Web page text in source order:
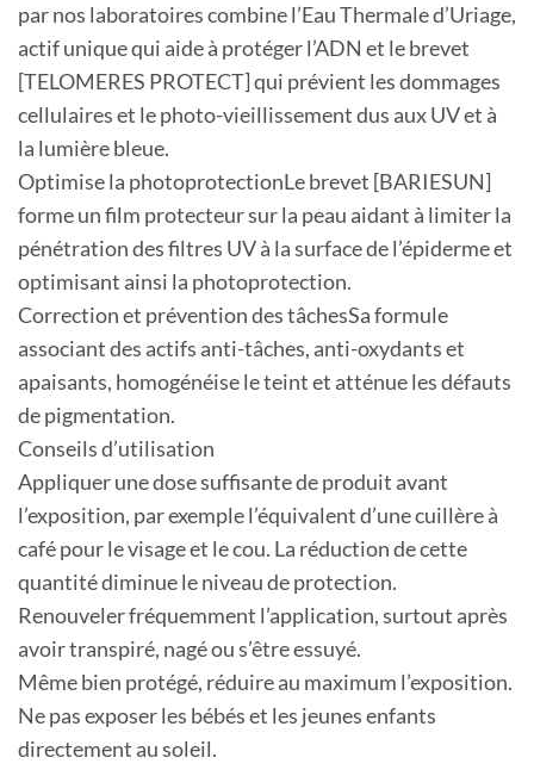
par nos laboratoires combine l’Eau Thermale d’Uriage,
actif unique qui aide à protéger l’ADN et le brevet
[TELOMERES PROTECT] qui prévient les dommages
cellulaires et le photo-vieillissement dus aux UV et à
la lumière bleue.
Optimise la photoprotectionLe brevet [BARIESUN]
forme un film protecteur sur la peau aidant à limiter la
pénétration des filtres UV à la surface de l’épiderme et
optimisant ainsi la photoprotection.
Correction et prévention des tâchesSa formule
associant des actifs anti-tâches, anti-oxydants et
apaisants, homogénéise le teint et atténue les défauts
de pigmentation.
Conseils d’utilisation
Appliquer une dose suffisante de produit avant
l’exposition, par exemple l’équivalent d’une cuillère à
café pour le visage et le cou. La réduction de cette
quantité diminue le niveau de protection.
Renouveler fréquemment l’application, surtout après
avoir transpiré, nagé ou s’être essuyé.
Même bien protégé, réduire au maximum l’exposition.
Ne pas exposer les bébés et les jeunes enfants
directement au soleil.